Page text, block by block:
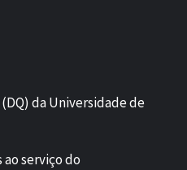
da Universidade de
ao serviço do